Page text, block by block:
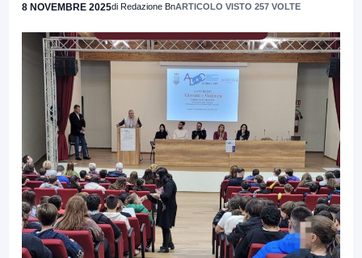
8 NOVEMBRE 2025di Redazione BnARTICOLO VISTO 257 VOLTE